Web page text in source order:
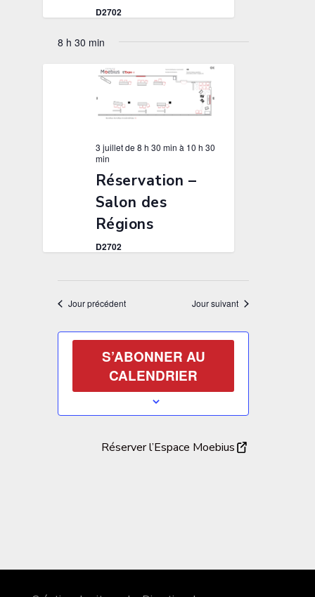
D2702
8 h 30 min
3 juillet de 8 h 30 min à 10 h 30
min
Réservation –
Salon des
Régions
D2702
Jour précédent Jour suivant
S’ABONNER AU
CALENDRIER
Réserver l’Espace Moebius